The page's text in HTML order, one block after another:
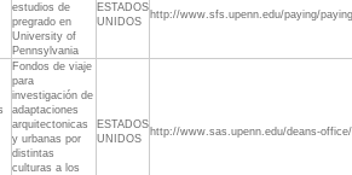
estudios de
pregrado en
University of
Pennsylvania
ESTADOS
UNIDOS
http://www.sfs.upenn.edu/paying/
Fondos de viaje
para
investigación de
adaptaciones
arquitectonicas
y urbanas por
distintas
culturas a los
ESTADOS
UNIDOS
http://www.sas.upenn.edu/deans-